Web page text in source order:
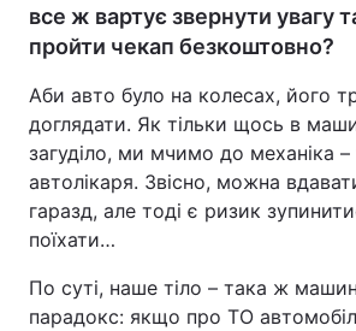
все ж вартує звернути увагу
пройти чекап безкоштовно?
Аби авто було на колесах, його
доглядати. Як тільки щось в
загуділо, ми мчимо до механіка –
автолікаря. Звісно, можна
гаразд, але тоді є ризик
поїхати…
По суті, наше тіло – така ж
парадокс: якщо про ТО